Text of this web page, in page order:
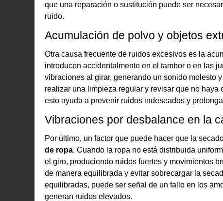
que una reparación o sustitución puede ser
ruido.
Acumulación de polvo y objetos
Otra causa frecuente de ruidos excesivos es la
introducen accidentalmente en el tambor o en las
vibraciones al girar, generando un sonido molesto
realizar una limpieza regular y revisar que no
esto ayuda a prevenir ruidos indeseados y
Vibraciones por desbalance en la
Por último, un factor que puede hacer que la
de ropa. Cuando la ropa no está distribuida
el giro, produciendo ruidos fuertes y movimientos
de manera equilibrada y evitar sobrecargar la
equilibradas, puede ser señal de un fallo en los
generan ruidos elevados.